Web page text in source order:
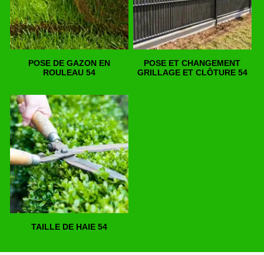
POSE DE GAZON EN
ROULEAU 54
POSE ET CHANGEMENT
GRILLAGE ET CLÔTURE 54
TAILLE DE HAIE 54